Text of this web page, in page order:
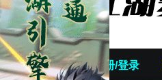
首页 发帖/注册/登录